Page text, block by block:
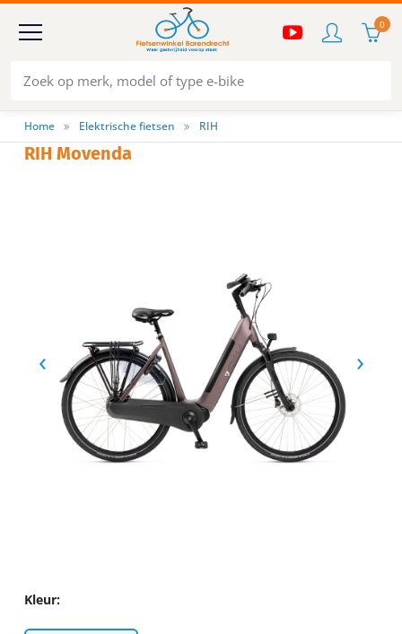
0
Home Elektrische fietsen RIH
RIH Movenda
‹ ›
Kleur